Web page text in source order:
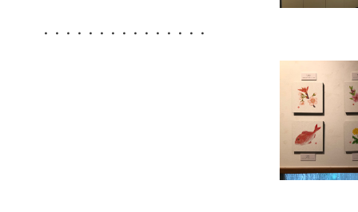
・・・・・・・・・・・・・・・